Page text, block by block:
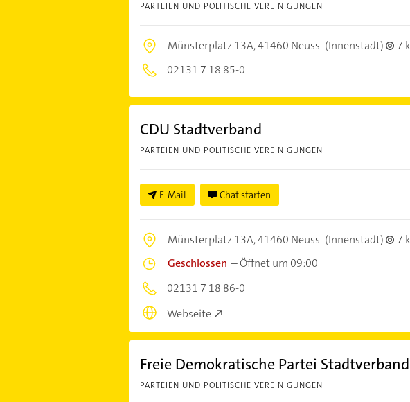
PARTEIEN UND POLITISCHE VEREINIGUNGEN
Münsterplatz 13A,41460 Neuss (Innenstadt)
7
02131 7 18 85-0
CDU Stadtverband
PARTEIEN UND POLITISCHE VEREINIGUNGEN
E-Mail Chat starten
Münsterplatz 13A,41460 Neuss (Innenstadt)
7
Geschlossen –Öffnet um 09:00
02131 7 18 86-0
Webseite
Freie Demokratische Partei
PARTEIEN UND POLITISCHE VEREINIGUNGEN